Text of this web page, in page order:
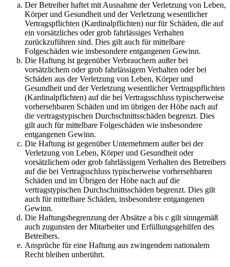
Der Betreiber haftet mit Ausnahme der Verletzung von Leben,
Körper und Gesundheit und der Verletzung wesentlicher
Vertragspflichten (Kardinalpflichten) nur für Schäden, die auf
ein vorsätzliches oder grob fahrlässiges Verhalten
zurückzuführen sind. Dies gilt auch für mittelbare
Folgeschäden wie insbesondere entgangenen Gewinn.
Die Haftung ist gegenüber Verbrauchern außer bei
vorsätzlichem oder grob fahrlässigem Verhalten oder bei
Schäden aus der Verletzung von Leben, Körper und
Gesundheit und der Verletzung wesentlicher Vertragspflichten
(Kardinalpflichten) auf die bei Vertragsschluss typischerweise
vorhersehbaren Schäden und im übrigen der Höhe nach auf
die vertragstypischen Durchschnittsschäden begrenzt. Dies
gilt auch für mittelbare Folgeschäden wie insbesondere
entgangenen Gewinn.
Die Haftung ist gegenüber Unternehmern außer bei der
Verletzung von Leben, Körper und Gesundheit oder
vorsätzlichem oder grob fahrlässigem Verhalten des Betreibers
auf die bei Vertragsschluss typischerweise vorhersehbaren
Schäden und im Übrigen der Höhe nach auf die
vertragstypischen Durchschnittsschäden begrenzt. Dies gilt
auch für mittelbare Schäden, insbesondere entgangenen
Gewinn.
Die Haftungsbegrenzung der Absätze a bis c gilt sinngemäß
auch zugunsten der Mitarbeiter und Erfüllungsgehilfen des
Betreibers.
Ansprüche für eine Haftung aus zwingendem nationalem
Recht bleiben unberührt.